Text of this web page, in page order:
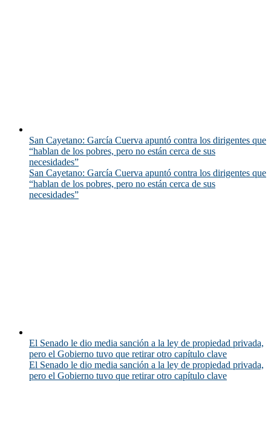
San Cayetano: García Cuerva apuntó contra los dirigentes que
“hablan de los pobres, pero no están cerca de sus
necesidades”
San Cayetano: García Cuerva apuntó contra los dirigentes que
“hablan de los pobres, pero no están cerca de sus
necesidades”
El Senado le dio media sanción a la ley de propiedad privada,
pero el Gobierno tuvo que retirar otro capítulo clave
El Senado le dio media sanción a la ley de propiedad privada,
pero el Gobierno tuvo que retirar otro capítulo clave